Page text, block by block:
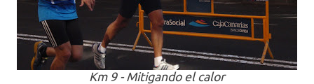
Km 9 - Mitigando el calor